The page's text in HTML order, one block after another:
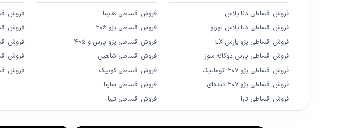
فروش اقساطی دنا پلاس
فروش اقساطی دنا پلاس توربو
فروش اقساطی پژو پارس LX
فروش اقساطی پارس دوگانه سوز
فروش اقساطی پژو ۲۰۷ اتوماتیک
فروش اقساطی پژو ۲۰۷ دنده‌ای
فروش اقساطی تارا
فروش اقساطی هایما
فروش اقساطی پژو ۲۰۶
فروش اقساطی پژو پارس و ۴۰۵
فروش اقساطی شاهین
فروش اقساطی کوییک
فروش اقساطی ساینا
فروش اقساطی تیبا
فروش
فروش
فروش
فروش
فروش